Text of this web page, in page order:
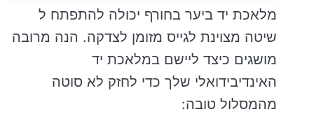
מלאכת יד ביער בחורף יכולה להתפתח ל
שיטה מצוינת לגייס מזומן לצדקה. הנה מרובה
מושגים כיצד ליישם במלאכת יד
האינדיבידואלי שלך כדי לחזק לא סוטה
מהמסלול טובה: